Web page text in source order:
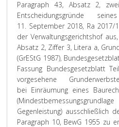
Paragraph 43, Absatz 2,
Entscheidungsgründe
11. September 2018, Ra
der Verwaltungsgerichtshof
Absatz 2, Ziffer 3, Litera a,
(GrEStG 1987),
Fassung Bundesgesetzblatt
vorgesehene
bei Einräumung eines
Gegenleistung) ausschließlich
Paragraph 10, BewG 1955 zu